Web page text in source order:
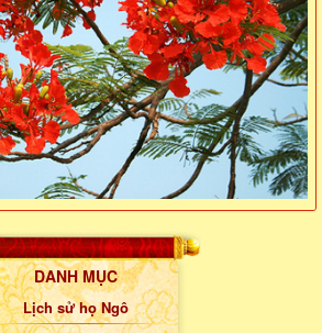
DANH MỤC
Lịch sử họ Ngô